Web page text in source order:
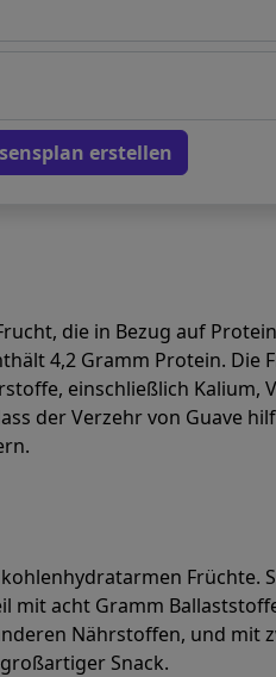
erstellen
die in Bezug auf
4,2 Gramm Protein. Die
einschließlich Kalium,
der Verzehr von Guave
Früchte.
mit acht Gramm
Nährstoffen, und mit
Snack.
die Ihre
Prospre: Essensplaner
Individuelle Diät & Makro-
4.8 • FREI